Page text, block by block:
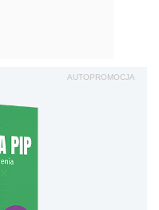
AUTOPROMOCJA